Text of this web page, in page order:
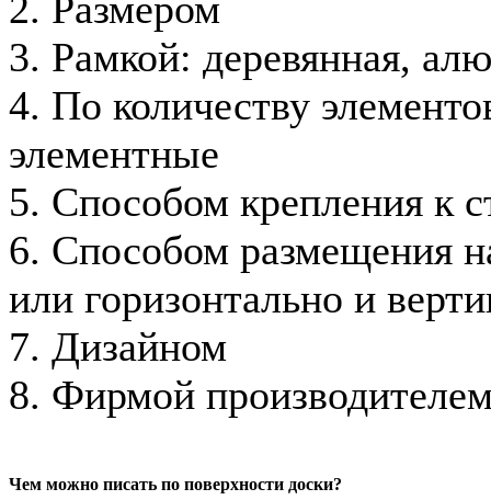
3. Рамкой: деревянная,
4. По количеству
элементные
5. Способом крепления к
6. Способом размещения
или горизонтально и
7. Дизайном
8. Фирмой
Чем можно писать по поверхности доски?